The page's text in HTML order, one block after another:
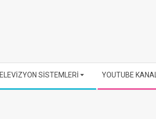
SİSTEMLERİ YOUTUBE KANALI